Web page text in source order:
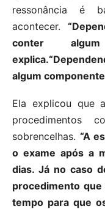
ressonância é
acontecer.
conter algum
algum
Ela explicou que
procedimentos
sobrencelhas. “A
o exame após a
dias. Já no caso
procedimento
tempo para que